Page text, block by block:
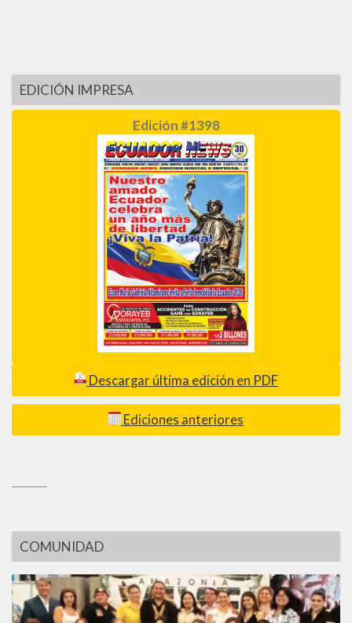
EDICIÓN IMPRESA
Edición #1398
Descargar última edición en PDF
Ediciones anteriores
COMUNIDAD